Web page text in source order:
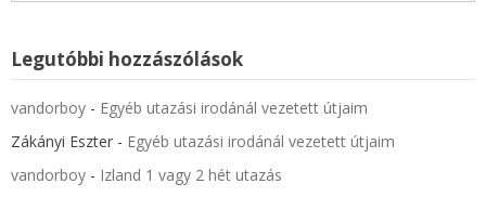
Legutóbbi hozzászólások
vandorboy - Egyéb utazási irodánál vezetett útjaim
Zákányi Eszter - Egyéb utazási irodánál vezetett útjaim
vandorboy - Izland 1 vagy 2 hét utazás